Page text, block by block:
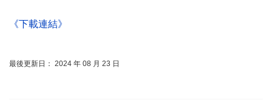
《下載連結》
最後更新日： 2024 年 08 月 23 日